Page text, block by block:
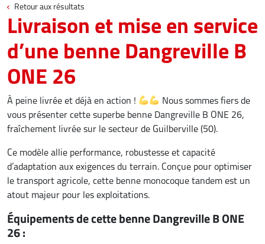
Retour aux résultats
Livraison et mise en service
d’une benne Dangreville B
ONE 26
À peine livrée et déjà en action !
Nous sommes fiers de
vous présenter cette superbe benne Dangreville B ONE 26,
fraîchement livrée sur le secteur de Guilberville (50).
Ce modèle allie performance, robustesse et capacité
d’adaptation aux exigences du terrain. Conçue pour optimiser
le transport agricole, cette benne monocoque tandem est un
atout majeur pour les exploitations.
Équipements de cette benne Dangreville B ONE
26 :